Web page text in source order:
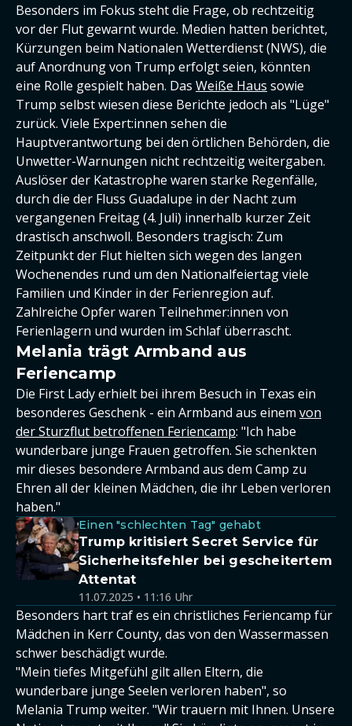
Besonders im Fokus steht die Frage, ob rechtzeitig
vor der Flut gewarnt wurde. Medien hatten berichtet,
Kürzungen beim Nationalen Wetterdienst (NWS), die
auf Anordnung von Trump erfolgt seien, könnten
eine Rolle gespielt haben. Das Weiße Haus sowie
Trump selbst wiesen diese Berichte jedoch als "Lüge"
zurück. Viele Expert:innen sehen die
Hauptverantwortung bei den örtlichen Behörden, die
Unwetter-Warnungen nicht rechtzeitig weitergaben.
Auslöser der Katastrophe waren starke Regenfälle,
durch die der Fluss Guadalupe in der Nacht zum
vergangenen Freitag (4. Juli) innerhalb kurzer Zeit
drastisch anschwoll. Besonders tragisch: Zum
Zeitpunkt der Flut hielten sich wegen des langen
Wochenendes rund um den Nationalfeiertag viele
Familien und Kinder in der Ferienregion auf.
Zahlreiche Opfer waren Teilnehmer:innen von
Ferienlagern und wurden im Schlaf überrascht.
Melania trägt Armband aus
Feriencamp
Die First Lady erhielt bei ihrem Besuch in Texas ein
besonderes Geschenk - ein Armband aus einem von
der Sturzflut betroffenen Feriencamp: "Ich habe
wunderbare junge Frauen getroffen. Sie schenkten
mir dieses besondere Armband aus dem Camp zu
Ehren all der kleinen Mädchen, die ihr Leben verloren
haben."
Einen "schlechten Tag" gehabt
Trump kritisiert Secret Service für
Sicherheitsfehler bei gescheitertem
Attentat
11.07.2025 • 11:16 Uhr
Besonders hart traf es ein christliches Feriencamp für
Mädchen in Kerr County, das von den Wassermassen
schwer beschädigt wurde.
"Mein tiefes Mitgefühl gilt allen Eltern, die
wunderbare junge Seelen verloren haben", so
Melania Trump weiter. "Wir trauern mit Ihnen. Unsere